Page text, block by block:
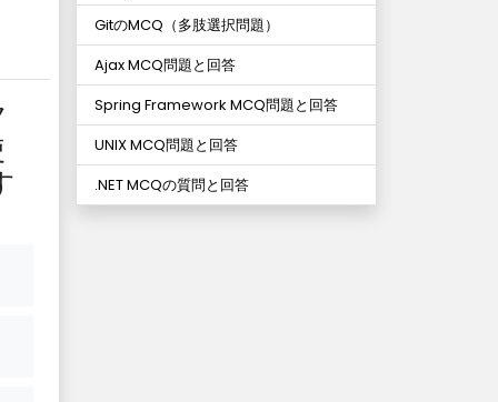
GitのMCQ（多肢選択問題）
Ajax MCQ問題と回答
Spring Framework MCQ問題と回答
UNIX MCQ問題と回答
.NET MCQの質問と回答